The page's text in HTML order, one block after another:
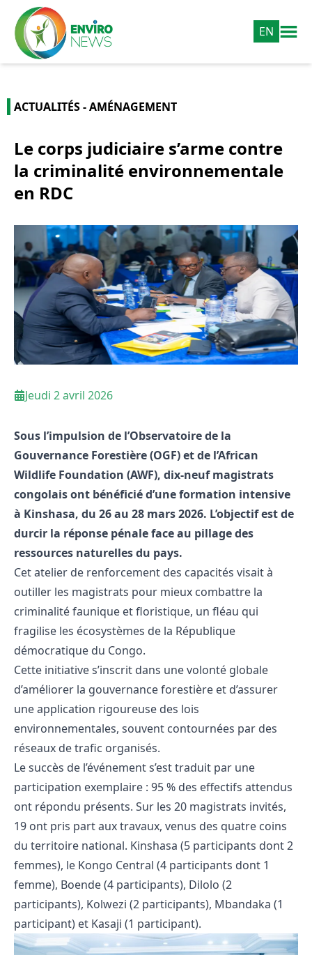
EN
ACTUALITÉS - AMÉNAGEMENT
Le corps judiciaire s’arme contre
la criminalité environnementale
en RDC
Jeudi 2 avril 2026
Sous l’impulsion de l’Observatoire de la
Gouvernance Forestière (OGF) et de l’African
Wildlife Foundation (AWF), dix-neuf magistrats
congolais ont bénéficié d’une formation intensive
à Kinshasa, du 26 au 28 mars 2026. L’objectif est de
durcir la réponse pénale face au pillage des
ressources naturelles du pays.
Cet atelier de renforcement des capacités visait à
outiller les magistrats pour mieux combattre la
criminalité faunique et floristique, un fléau qui
fragilise les écosystèmes de la République
démocratique du Congo.
Cette initiative s’inscrit dans une volonté globale
d’améliorer la gouvernance forestière et d’assurer
une application rigoureuse des lois
environnementales, souvent contournées par des
réseaux de trafic organisés.
Le succès de l’événement s’est traduit par une
participation exemplaire : 95 % des effectifs attendus
ont répondu présents. Sur les 20 magistrats invités,
19 ont pris part aux travaux, venus des quatre coins
du territoire national. Kinshasa (5 participants dont 2
femmes), le Kongo Central (4 participants dont 1
femme), Boende (4 participants), Dilolo (2
participants), Kolwezi (2 participants), Mbandaka (1
participant) et Kasaji (1 participant).